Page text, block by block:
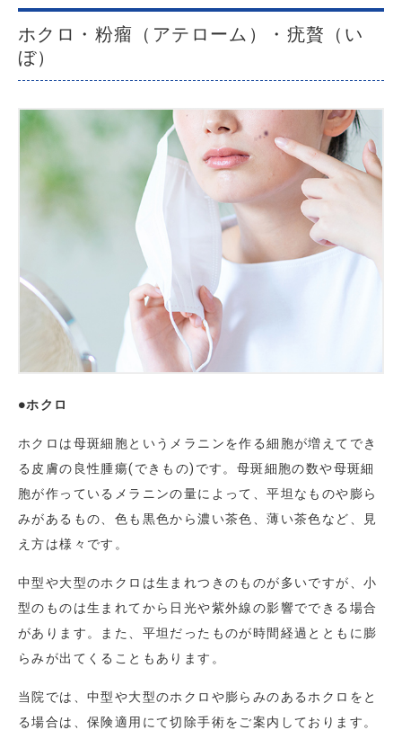
ホクロ・粉瘤（アテローム）・疣贅（い
ぼ）
●ホクロ
ホクロは母斑細胞というメラニンを作る細胞が増えてでき
る皮膚の良性腫瘍(できもの)です。母斑細胞の数や母斑細
胞が作っているメラニンの量によって、平坦なものや膨ら
みがあるもの、色も黒色から濃い茶色、薄い茶色など、見
え方は様々です。
中型や大型のホクロは生まれつきのものが多いですが、小
型のものは生まれてから日光や紫外線の影響でできる場合
があります。また、平坦だったものが時間経過とともに膨
らみが出てくることもあります。
当院では、中型や大型のホクロや膨らみのあるホクロをと
る場合は、保険適用にて切除手術をご案内しております。